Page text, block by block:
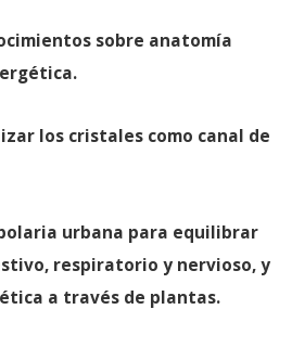
sobre anatomía
los cristales como canal de
urbana para equilibrar
respiratorio y nervioso, y
a través de plantas.